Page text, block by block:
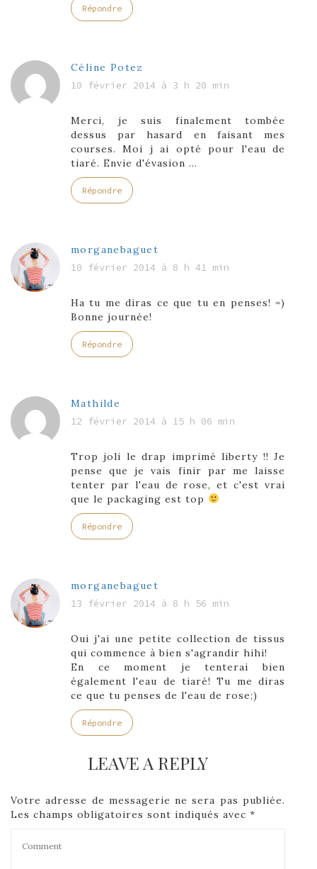
Répondre
Céline Potez
10 février 2014 à 3 h 20 min
Merci, je suis finalement tombée
dessus par hasard en faisant mes
courses. Moi j ai opté pour l'eau de
tiaré. Envie d'évasion …
Répondre
morganebaguet
10 février 2014 à 8 h 41 min
Ha tu me diras ce que tu en penses! =)
Bonne journée!
Répondre
Mathilde
12 février 2014 à 15 h 06 min
Trop joli le drap imprimé liberty !! Je
pense que je vais finir par me laisse
tenter par l'eau de rose, et c'est vrai
que le packaging est top
Répondre
morganebaguet
13 février 2014 à 8 h 56 min
Oui j'ai une petite collection de tissus
qui commence à bien s'agrandir hihi!
En ce moment je tenterai bien
également l'eau de tiaré! Tu me diras
ce que tu penses de l'eau de rose;)
Répondre
LEAVE A REPLY
Votre adresse de messagerie ne sera pas publiée.
Les champs obligatoires sont indiqués avec *